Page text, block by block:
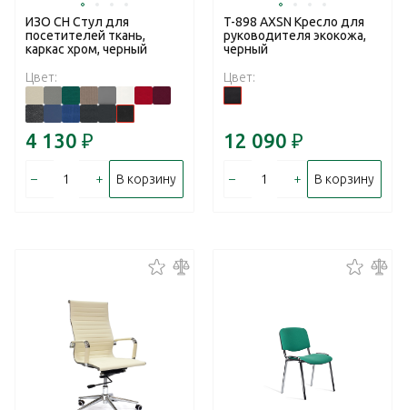
ИЗО CH Стул для
посетителей ткань,
каркас хром, черный
Цвет:
4 130 ₽
– + В корзину
T-898 AXSN Кресло для
руководителя экокожа,
черный
Цвет:
12 090 ₽
– + В корзину